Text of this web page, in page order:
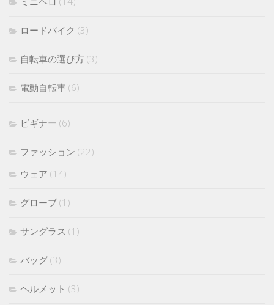
ロードバイク (3)
自転車の選び方 (3)
電動自転車 (6)
ビギナー (6)
ファッション (22)
ウェア (14)
グローブ (1)
サングラス (1)
バッグ (3)
ヘルメット (3)